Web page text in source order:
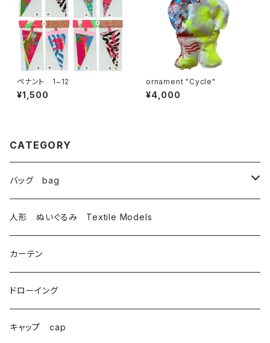
ペナント 1~12
¥1,500
ornament "Cycle"
¥4,000
CATEGORY
バッグ bag
トートバッグ totebag
サコッシュ Sacoche
がま口 大 mini bag
巾着 Drawstring
人形 ぬいぐるみ Textile Models
カーテン
ドローイング
キャップ cap